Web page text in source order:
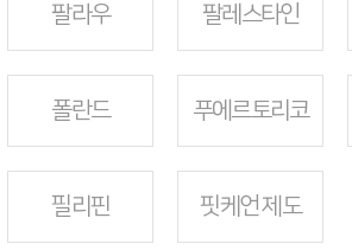
팔라우 팔레스타인
폴란드 푸에르토리코
필리핀 핏케언 제도